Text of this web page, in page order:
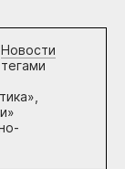
Новости